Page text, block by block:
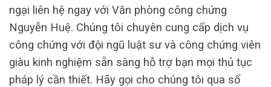
ngại liên hệ ngay với Văn phòng công chứng
Nguyễn Huệ. Chúng tôi chuyên cung cấp dịch vụ
công chứng với đội ngũ luật sư và công chứng viên
giàu kinh nghiệm sẵn sàng hỗ trợ bạn mọi thủ tục
pháp lý cần thiết. Hãy gọi cho chúng tôi qua số